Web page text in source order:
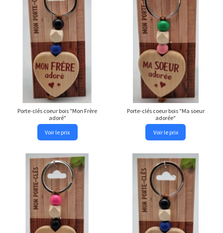
Porte-clés coeur bois "Mon Frère
adoré"
Voir le prix
Porte-clés coeur bois "Ma soeur
adorée"
Voir le prix